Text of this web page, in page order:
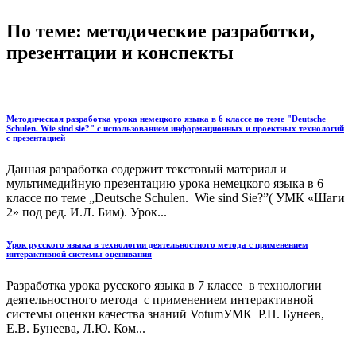
По теме: методические разработки,
презентации и конспекты
Методическая разработка урока немецкого языка в 6 классе по теме "Deutsche
Schulen. Wie sind sie?" с использованием информационных и проектных технологий
с презентацией
Данная разработка содержит текстовый материал и
мультимедийную презентацию урока немецкого языка в 6
классе по теме „Deutsche Schulen. Wie sind Sie?”( УМК «Шаги
2» под ред. И.Л. Бим). Урок...
Урок русского языка в технологии деятельностного метода с применением
интерактивной системы оценивания
Разработка урока русского языка в 7 классе в технологии
деятельностного метода с применением интерактивной
системы оценки качества знаний VotumУМК Р.Н. Бунеев,
Е.В. Бунеева, Л.Ю. Ком...